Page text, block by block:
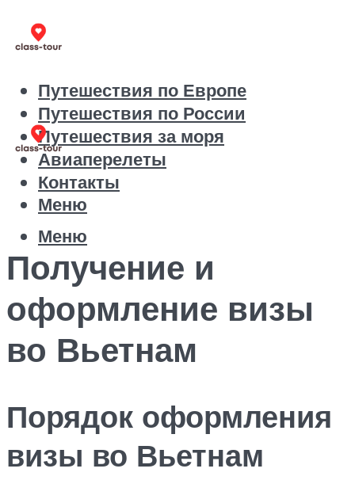
Путешествия по Европе
Путешествия по России
Путешествия за моря
Авиаперелеты
Контакты
Меню
Меню
Получение и
оформление визы
во Вьетнам
Порядок оформления
визы во Вьетнам